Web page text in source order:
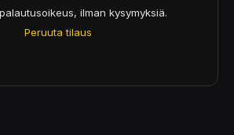
ilman kysymyksiä.
Peruuta tilaus